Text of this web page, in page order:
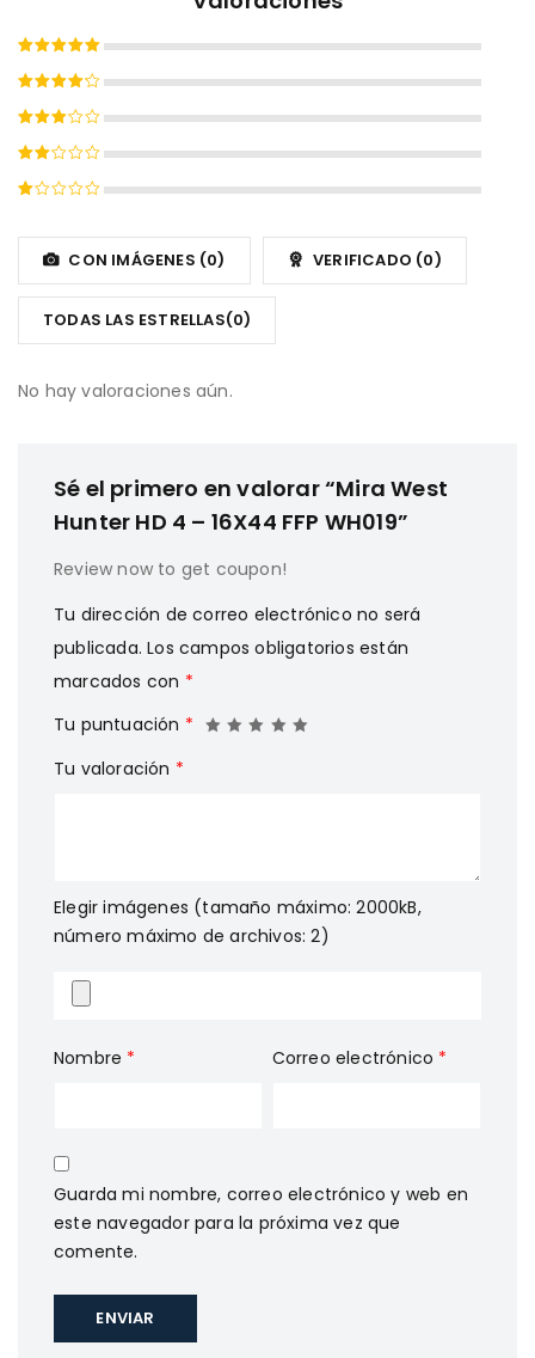
Valorado
5
Valorado
de 5
Valorado
3de
Valorado
de
con
5
CON IMÁGENES (0) VERIFICADO (0)
TODAS LAS ESTRELLAS(0)
No hay valoraciones aún.
Sé el primero en valorar “Mira West
Hunter HD 4 – 16X44 FFP WH019”
Review now to get coupon!
Tu dirección de correo electrónico no será
publicada. Los campos obligatorios están
marcados con *
Tu puntuación *
Tu valoración *
Elegir imágenes (tamaño máximo: 2000kB,
número máximo de archivos: 2)
Nombre * Correo electrónico *
Guarda mi nombre, correo electrónico y web en
este navegador para la próxima vez que
comente.